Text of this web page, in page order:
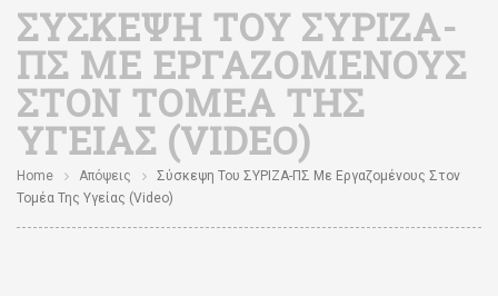
ΣΎΣΚΕΨΗ ΤΟΥ ΣΥΡΙΖΑ-
ΠΣ ΜΕ ΕΡΓΑΖΟΜΈΝΟΥΣ
ΣΤΟΝ ΤΟΜΈΑ ΤΗΣ
ΥΓΕΊΑΣ (VIDEO)
Home Απόψεις
Σύσκεψη Του ΣΥΡΙΖΑ-ΠΣ Με Εργαζομένους Στον
Τομέα Της Υγείας (video)